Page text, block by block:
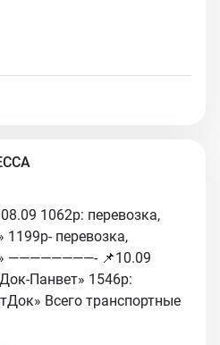
1062р: перевозка,
1199р- перевозка,
————————- 📌10.09
Панвет» 1546р:
Всего транспортные